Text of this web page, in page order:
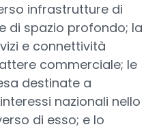
infrastrutture di
di spazio profondo; la
e connettività
commerciale; le
destinate a
nazionali nello
di esso; e lo